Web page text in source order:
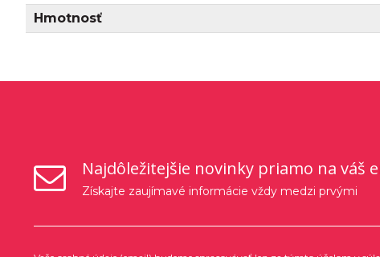
Hmotnosť
Najdôležitejšie novinky priamo na váš
Získajte zaujímavé informácie vždy medzi prvými